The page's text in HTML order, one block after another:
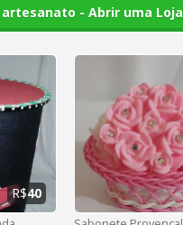
- Abrir uma Loja
R$40